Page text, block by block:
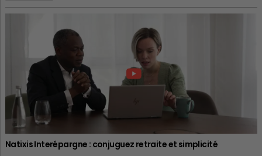
Natixis Interépargne : conjuguez retraite et simplicité